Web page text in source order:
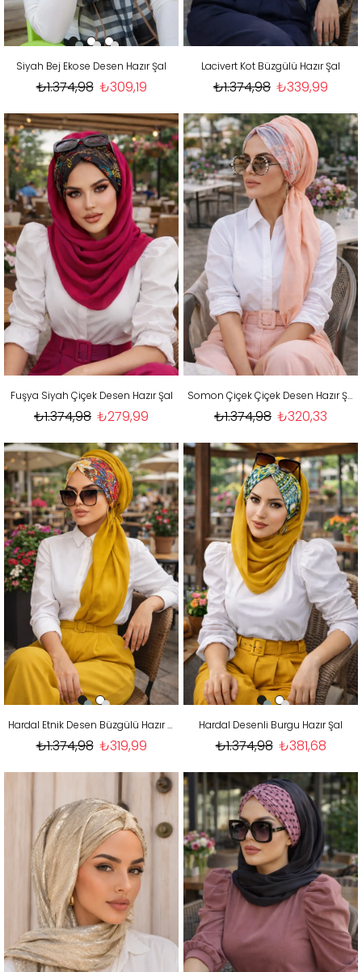
Siyah Bej Ekose Desen Hazır Şal
₺309,19
₺1.374,98
Lacivert Kot Büzgülü Hazır Şal
₺339,99
₺1.374,98
Fuşya Siyah Çiçek Desen Hazır Şal
₺279,99
₺1.374,98
Somon Çiçek Çiçek Desen Hazır Şal
₺320,33
₺1.374,98
Hardal Etnik Desen Büzgülü Hazır Şal
₺319,99
₺1.374,98
Hardal Desenli Burgu Hazır Şal
₺381,68
₺1.374,98